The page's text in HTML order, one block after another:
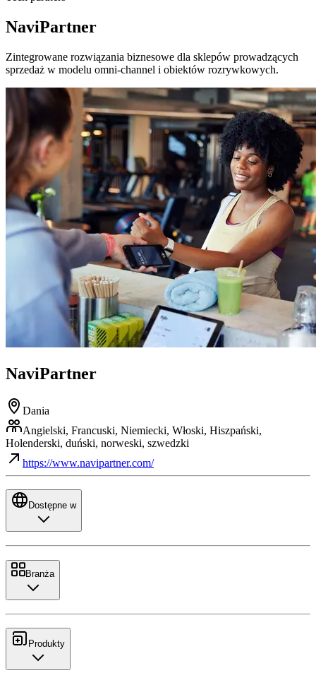
NaviPartner
Zintegrowane rozwiązania biznesowe dla sklepów prowadzących
sprzedaż w modelu omni-channel i obiektów rozrywkowych.
NaviPartner
Dania
Angielski, Francuski, Niemiecki, Włoski, Hiszpański,
Holenderski, duński, norweski, szwedzki
https://www.navipartner.com/
Dostępne w
Branża
Produkty